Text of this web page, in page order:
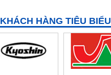
KHÁCH HÀNG TIÊU BIỂU